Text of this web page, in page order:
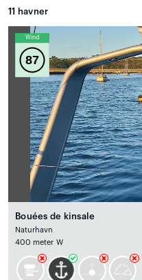
11 havner
Wind
87
Bouées de kinsale
Naturhavn
400 meter W